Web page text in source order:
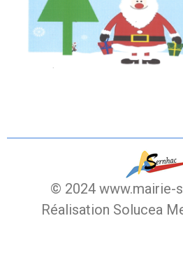
© 2024 www.mairie-
Réalisation Solucea